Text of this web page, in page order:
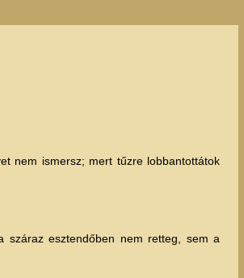
nem ismersz; mert tűzre lobbantottátok
esztendőben nem retteg, sem a